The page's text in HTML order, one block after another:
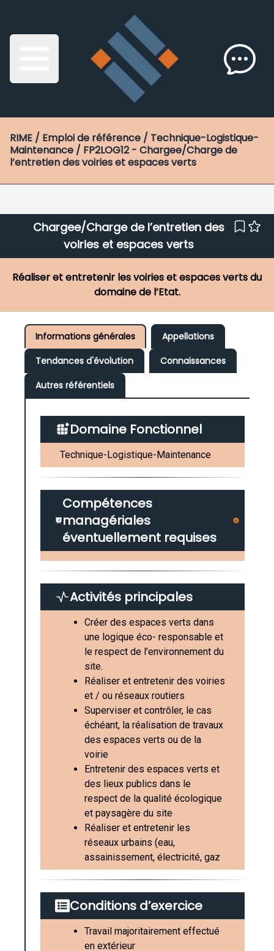
RIME / Emploi de référence / Technique-Logistique-
Maintenance / FP2LOG12 - Chargee/Charge de
l’entretien des voiries et espaces verts
Chargee/Charge de l’entretien des
voiries et espaces verts
Réaliser et entretenir les voiries et espaces verts du
domaine de l’Etat.
Informations générales
Appellations
Tendances d'évolution
Connaissances
Autres référentiels
Domaine Fonctionnel
Technique-Logistique-Maintenance
Compétences
managériales
éventuellement requises
Activités principales
Créer des espaces verts dans
une logique éco- responsable et
le respect de l'environnement du
site.
Réaliser et entretenir des voiries
et / ou réseaux routiers
Superviser et contrôler, le cas
échéant, la réalisation de travaux
des espaces verts ou de la
voirie
Entretenir des espaces verts et
des lieux publics dans le
respect de la qualité écologique
et paysagère du site
Réaliser et entretenir les
réseaux urbains (eau,
assainissement, électricité, gaz
Conditions d’exercice
Travail majoritairement effectué
en extérieur